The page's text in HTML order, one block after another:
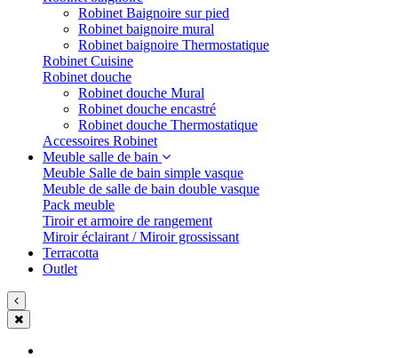
Robinet Baignoire sur pied
Robinet baignoire mural
Robinet baignoire Thermostatique
Robinet Cuisine
Robinet douche
Robinet douche Mural
Robinet douche encastré
Robinet douche Thermostatique
Accessoires Robinet
Meuble salle de bain
Meuble Salle de bain simple vasque
Meuble de salle de bain double vasque
Pack meuble
Tiroir et armoire de rangement
Miroir éclairant / Miroir grossissant
Terracotta
Outlet